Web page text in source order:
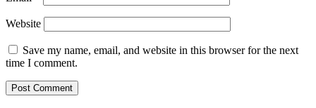
Website
Save my name, email, and website in this browser for the next
time I comment.